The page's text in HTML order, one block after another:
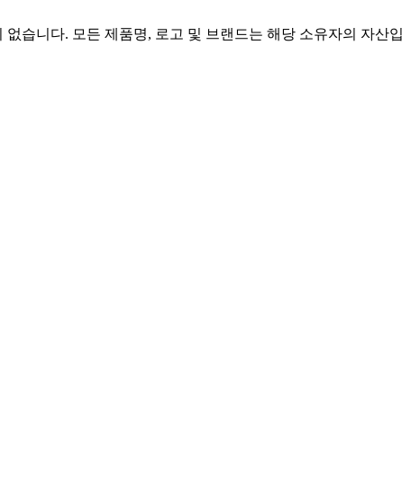
습니다. 모든 제품명, 로고 및 브랜드는 해당 소유자의 자산입